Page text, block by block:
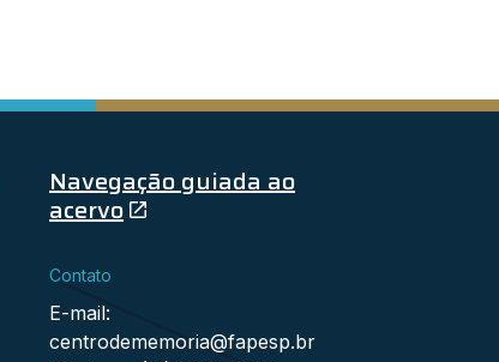
Navegação guiada ao
acervo
Contato
E-mail:
centrodememoria@fapesp.br